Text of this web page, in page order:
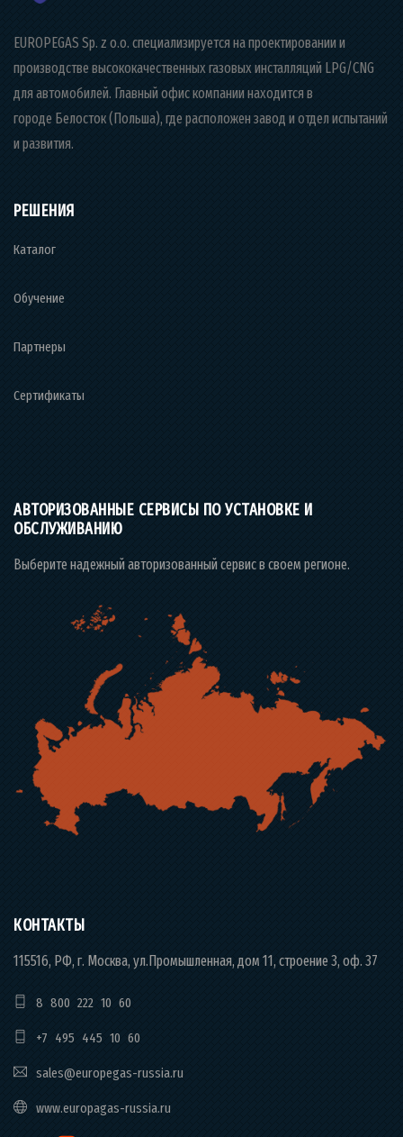
EUROPEGAS Sp. z o.o. специализируется на проектировании и
производстве высококачественных газовых инсталляций LPG/CNG
для автомобилей. Главный офис компании находится в
городе Белосток (Польша), где расположен завод и отдел испытаний
и развития.
РЕШЕНИЯ
Каталог
Обучение
Партнеры
Сертификаты
АВТОРИЗОВАННЫЕ СЕРВИСЫ ПО УСТАНОВКЕ И
ОБСЛУЖИВАНИЮ
Выберите надежный авторизованный сервис в своем регионе.
КОНТАКТЫ
115516, РФ, г. Москва, ул.Промышленная, дом 11, строение 3, оф. 37
8 800 222 10 60
+7 495 445 10 60
sales@europegas-russia.ru
www.europagas-russia.ru